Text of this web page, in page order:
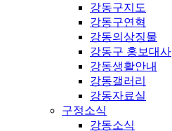
강동구지도
강동구연혁
강동의상징물
강동구 홍보대사
강동생활안내
강동갤러리
강동자료실
구정소식
강동소식